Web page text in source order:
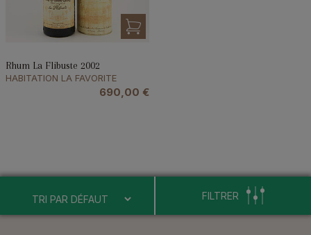
Rhum La Flibuste 2002
HABITATION LA FAVORITE
690,00 €
FILTRER